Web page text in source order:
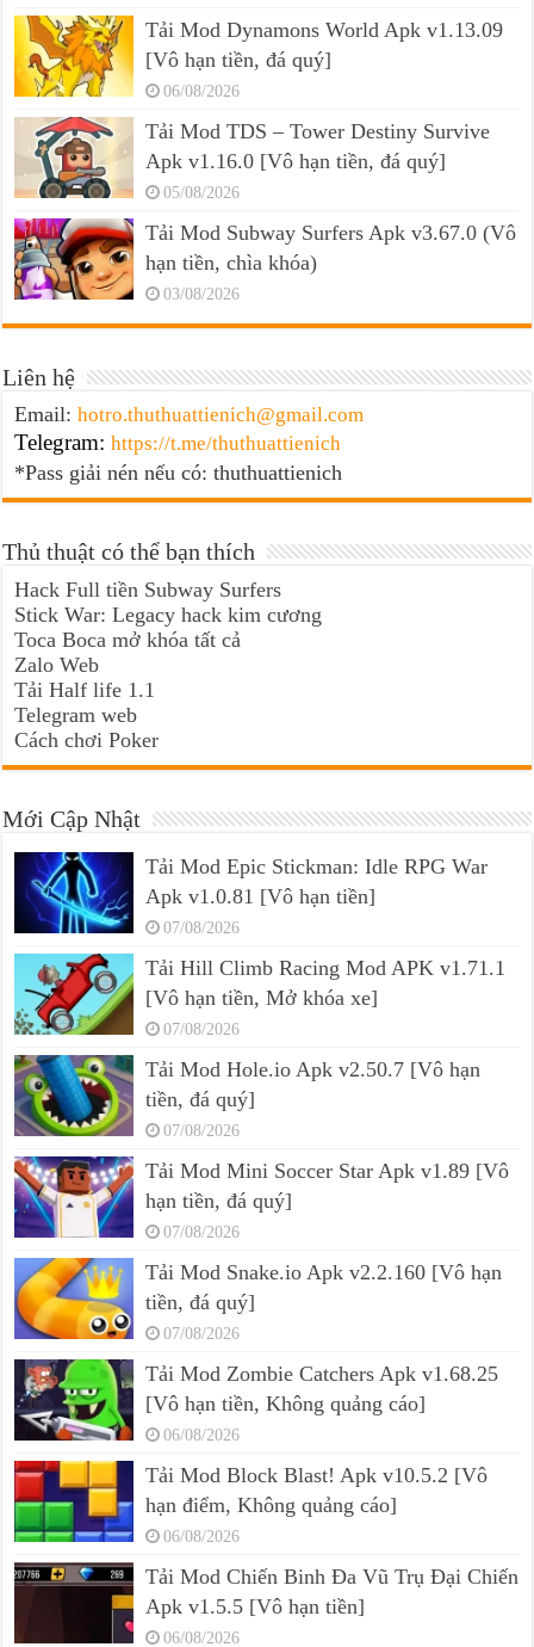
Tải Mod Dynamons World Apk v1.13.09
[Vô hạn tiền, đá quý]
06/08/2026
Tải Mod TDS – Tower Destiny Survive
Apk v1.16.0 [Vô hạn tiền, đá quý]
05/08/2026
Tải Mod Subway Surfers Apk v3.67.0 (Vô
hạn tiền, chìa khóa)
03/08/2026
Liên hệ
Email:hotro.thuthuattienich@gmail.com
Telegram: https://t.me/thuthuattienich
*Pass giải nén nếu có: thuthuattienich
Thủ thuật có thể bạn thích
Hack Full tiền Subway Surfers
Stick War: Legacy hack kim cương
Toca Boca mở khóa tất cả
Zalo Web
Tải Half life 1.1
Telegram web
Cách chơi Poker
Mới Cập Nhật
Tải Mod Epic Stickman: Idle RPG War
Apk v1.0.81 [Vô hạn tiền]
07/08/2026
Tải Hill Climb Racing Mod APK v1.71.1
[Vô hạn tiền, Mở khóa xe]
07/08/2026
Tải Mod Hole.io Apk v2.50.7 [Vô hạn
tiền, đá quý]
07/08/2026
Tải Mod Mini Soccer Star Apk v1.89 [Vô
hạn tiền, đá quý]
07/08/2026
Tải Mod Snake.io Apk v2.2.160 [Vô hạn
tiền, đá quý]
07/08/2026
Tải Mod Zombie Catchers Apk v1.68.25
[Vô hạn tiền, Không quảng cáo]
06/08/2026
Tải Mod Block Blast! Apk v10.5.2 [Vô
hạn điểm, Không quảng cáo]
06/08/2026
Tải Mod Chiến Binh Đa Vũ Trụ Đại Chiến
Apk v1.5.5 [Vô hạn tiền]
06/08/2026